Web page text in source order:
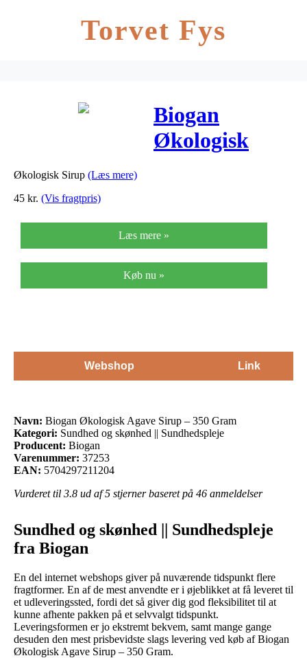
Torvet Fys
Biogan
Økologisk
Økologisk Sirup (Læs mere)
45 kr. (Vis fragtpris)
Læs mere »
Køb nu »
Webshop Link
Navn: Biogan Økologisk Agave Sirup – 350 Gram
Kategori: Sundhed og skønhed || Sundhedspleje
Producent: Biogan
Varenummer: 37253
EAN: 5704297211204
Vurderet til 3.8 ud af 5 stjerner baseret på 46 anmeldelser
Sundhed og skønhed || Sundhedspleje
fra Biogan
En del internet webshops giver på nuværende tidspunkt flere
fragtformer. En af de mest anvendte er i øjeblikket at få leveret til
et udleveringssted, fordi det så giver dig god fleksibilitet til at
kunne afhente pakken på et selvvalgt tidspunkt.
Leveringsformen er jo ekstremt bekvem, samt mange gange
desuden den mest prisbevidste slags levering ved køb af Biogan
Økologisk Agave Sirup – 350 Gram.